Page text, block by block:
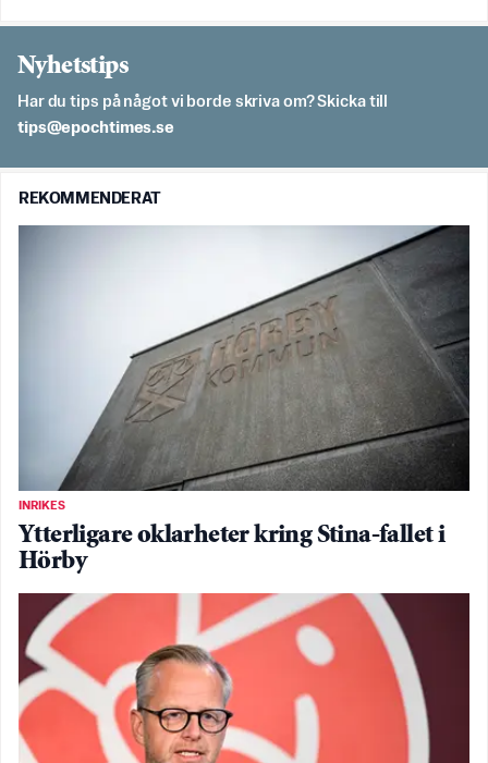
Nyhetstips
Har du tips på något vi borde skriva om? Skicka till
es.semithcope@spit
REKOMMENDERAT
INRIKES
Ytterligare oklarheter kring Stina-fallet i
Hörby